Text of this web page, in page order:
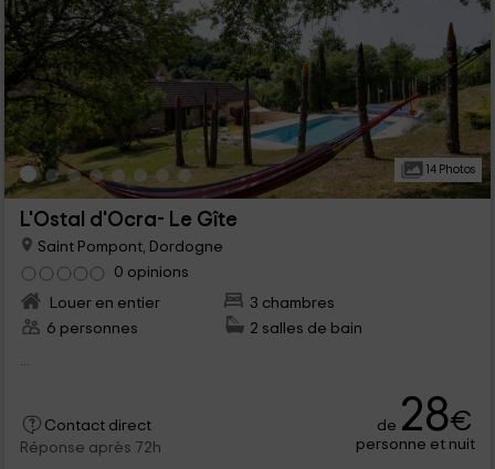
14 Photos
L'Ostal d'Ocra- Le Gîte
Saint Pompont, Dordogne
0 opinions
Louer en entier
3 chambres
6 personnes
2 salles de bain
...
Contact direct
Réponse après 72h
de 28€
personne et nuit